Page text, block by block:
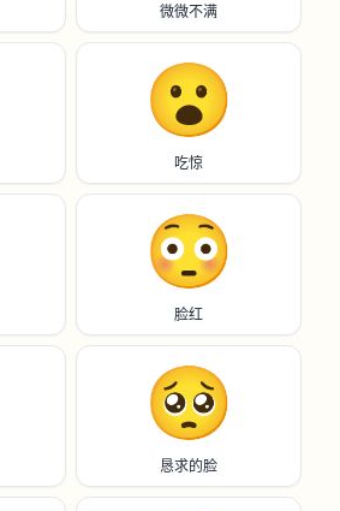
微微不满
😮
吃惊
😳
脸红
🥺
恳求的脸